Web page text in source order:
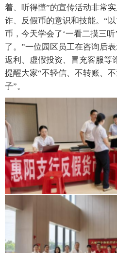
着、听得懂”的宣传活动非常
诈、反假币的意识和技能。“
币，今天学会了‘一看二摸三
了。”一位园区员工在咨询后
返利、虚假投资、冒充客服等
提醒大家“不轻信、不转账、
子”。